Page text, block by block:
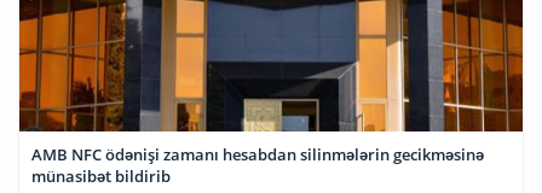
AMB NFC ödənişi zamanı hesabdan silinmələrin gecikməsinə
münasibət bildirib